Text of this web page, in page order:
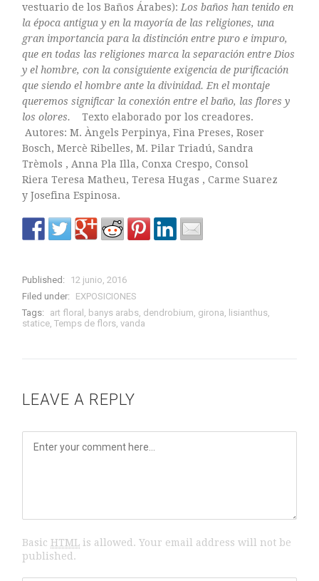
vestuario de los Baños Árabes): Los baños han tenido en
la época antigua y en la mayoría de las religiones, una
gran importancia para la distinción entre puro e impuro,
que en todas las religiones marca la separación entre Dios
y el hombre, con la consiguiente exigencia de purificación
que siendo el hombre ante la divinidad. En el montaje
queremos significar la conexión entre el baño, las flores y
los olores.Texto elaborado por los creadores.
Autores: M. Àngels Perpinya, Fina Preses, Roser
Bosch, Mercè Ribelles, M. Pilar Triadú, Sandra
Trèmols , Anna Pla Illa, Conxa Crespo, Consol
Riera Teresa Matheu, Teresa Hugas , Carme Suarez
y Josefina Espinosa.
Published:
12 junio, 2016
Filed under:
EXPOSICIONES
Tags:
art floral banys arabs dendrobium girona lisianthus
statice ,Temps de flors ,vanda
LEAVE A REPLY
BasicHTML is allowed. Your email address will not be
published.